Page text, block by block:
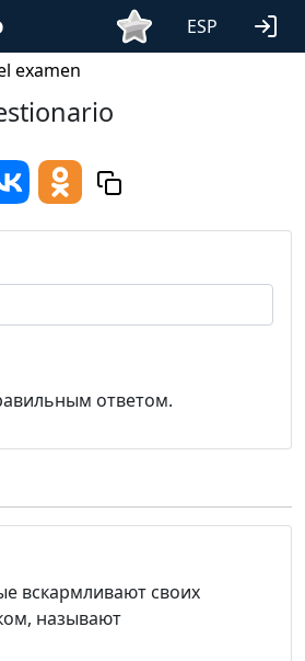
ESP
examen
ответом.
вскармливают своих
называют